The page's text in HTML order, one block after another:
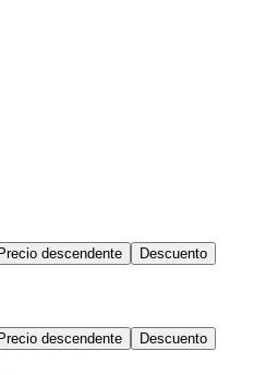
descendente Descuento
descendente Descuento